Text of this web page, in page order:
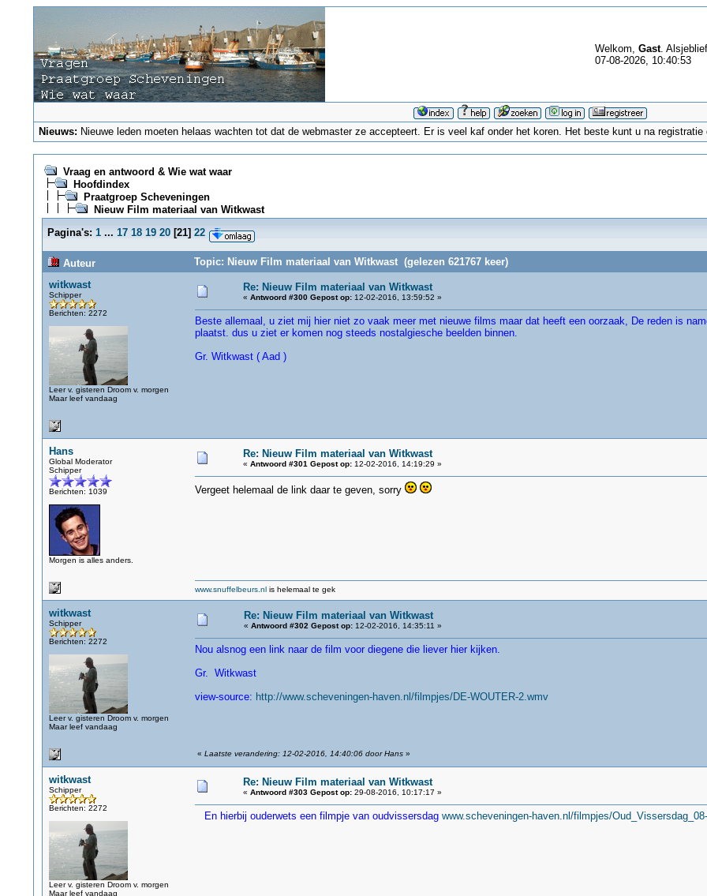
Welkom, Gast.
07-08-2026, 10:40:53
Nieuws: Nieuwe leden moeten helaas wachten tot dat de webmaster ze accepteert. Er is veel kaf onder het koren. Het beste kunt u na
Vraag en antwoord & Wie wat waar
Hoofdindex
Praatgroep Scheveningen
Nieuw Film materiaal van Witkwast
Pagina's: 1 ... 17 18 19 20[21] 22
Auteur
Topic: Nieuw Film materiaal van Witkwast (gelezen 621767 keer)
witkwast
Schipper
Berichten: 2272
Leer v. gisteren Droom v. morgen
Maar leef vandaag
Re: Nieuw Film materiaal van Witkwast
« Antwoord #300 Gepost op:12-02-2016, 13:59:52 »
Beste allemaal, u ziet mij hier niet zo vaak meer met nieuwe films maar dat heeft een oorzaak, De reden is
plaatst. dus u ziet er komen nog steeds nostalgiesche beelden binnen.
Gr. Witkwast ( Aad )
Hans
Global Moderator
Schipper
Berichten: 1039
Morgen is alles anders.
Re: Nieuw Film materiaal van Witkwast
« Antwoord #301 Gepost op:12-02-2016, 14:19:29 »
Vergeet helemaal de link daar te geven, sorry
www.snuffelbeurs.nlis helemaal te gek
witkwast
Schipper
Berichten: 2272
Leer v. gisteren Droom v. morgen
Maar leef vandaag
Re: Nieuw Film materiaal van Witkwast
« Antwoord #302 Gepost op:12-02-2016, 14:35:11 »
Nou alsnog een link naar de film voor diegene die liever hier kijken.
Gr. Witkwast
view-source: http://www.scheveningen-haven.nl/filmpjes/DE-WOUTER-2.wmv
« Laatste verandering: 12-02-2016, 14:40:06 door Hans»
witkwast
Schipper
Berichten: 2272
Leer v. gisteren Droom v. morgen
Maar leef vandaag
Re: Nieuw Film materiaal van Witkwast
« Antwoord #303 Gepost op:29-08-2016, 10:17:17 »
En hierbij ouderwets een filmpje van oudvissersdag www.scheveningen-haven.nl/filmpjes/